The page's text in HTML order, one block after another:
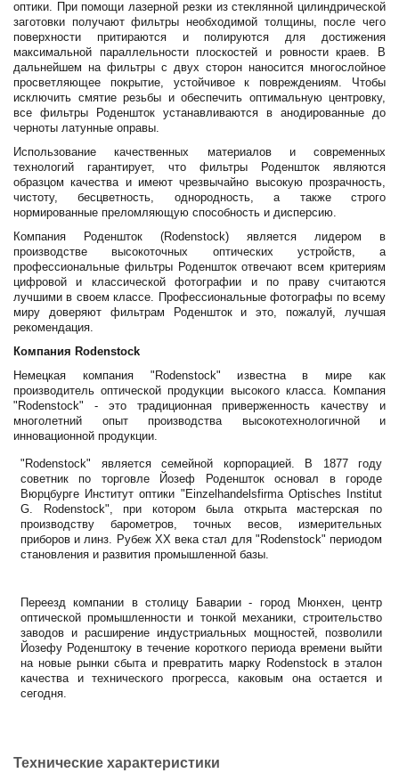
оптики. При помощи лазерной резки из стеклянной цилиндрической
заготовки получают фильтры необходимой толщины, после чего
поверхности притираются и полируются для достижения
максимальной параллельности плоскостей и ровности краев. В
дальнейшем на фильтры с двух сторон наносится многослойное
просветляющее покрытие, устойчивое к повреждениям. Чтобы
исключить смятие резьбы и обеспечить оптимальную центровку,
все фильтры Роденшток устанавливаются в анодированные до
черноты латунные оправы.
Использование качественных материалов и современных
технологий гарантирует, что фильтры Роденшток являются
образцом качества и имеют чрезвычайно высокую прозрачность,
чистоту, бесцветность, однородность, а также строго
нормированные преломляющую способность и дисперсию.
Компания Роденшток (Rodenstock) является лидером в
производстве высокоточных оптических устройств, а
профессиональные фильтры Роденшток отвечают всем критериям
цифровой и классической фотографии и по праву считаются
лучшими в своем классе. Профессиональные фотографы по всему
миру доверяют фильтрам Роденшток и это, пожалуй, лучшая
рекомендация.
Компания Rodenstock
Немецкая компания "Rodenstock" известна в мире как
производитель оптической продукции высокого класса. Компания
"Rodenstock" - это традиционная приверженность качеству и
многолетний опыт производства высокотехнологичной и
инновационной продукции.
"Rodenstock" является семейной корпорацией. В 1877 году
советник по торговле Йозеф Роденшток основал в городе
Вюрцбурге Институт оптики "Einzelhandelsfirma Optisches Institut
G. Rodenstock", при котором была открыта мастерская по
производству барометров, точных весов, измерительных
приборов и линз. Рубеж XX века стал для "Rodenstock" периодом
становления и развития промышленной базы.
Переезд компании в столицу Баварии - город Мюнхен, центр
оптической промышленности и тонкой механики, строительство
заводов и расширение индустриальных мощностей, позволили
Йозефу Роденштоку в течение короткого периода времени выйти
на новые рынки сбыта и превратить марку Rodenstock в эталон
качества и технического прогресса, каковым она остается и
сегодня.
Технические характеристики